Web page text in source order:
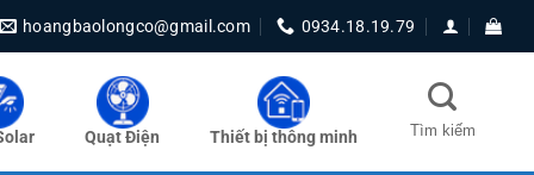
hoangbaolongco@gmail.com 0934.18.19.79
Quạt Điện Thiết bị thông minh